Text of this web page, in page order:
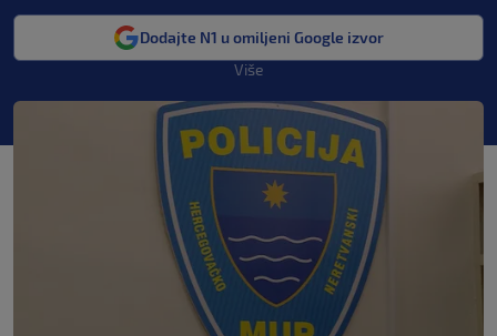
Dodajte N1 u omiljeni Google izvor
Više